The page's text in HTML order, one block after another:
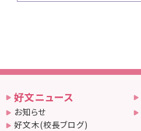
好文ニュース
お知らせ
好文木(校長ブログ)